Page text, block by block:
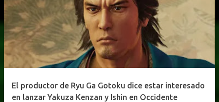
El productor de Ryu Ga Gotoku dice estar interesado
en lanzar Yakuza Kenzan y Ishin en Occidente